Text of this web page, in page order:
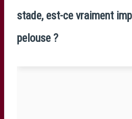
stade, est-ce vraiment
pelouse ?